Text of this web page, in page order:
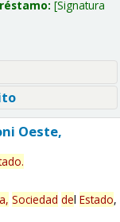
Signatura
Oeste,
.
Sociedad del Estado,